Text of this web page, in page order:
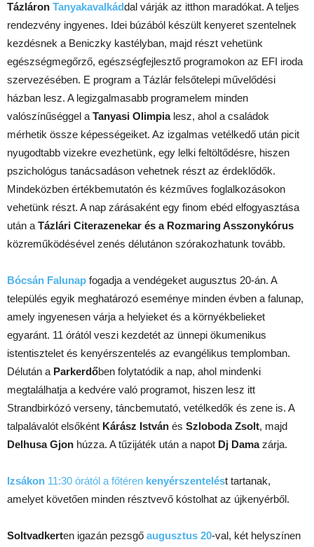
Tázláron Tanyakavalkáddal várják az itthon maradókat. A teljes
rendezvény ingyenes. Idei búzából készült kenyeret szentelnek
kezdésnek a Beniczky kastélyban, majd részt vehetünk
egészségmegőrző, egészségfejlesztő programokon az EFI iroda
szervezésében. E program a Tázlár felsőtelepi művelődési
házban lesz. A legizgalmasabb programelem minden
valószínűséggel a Tanyasi Olimpialesz, ahol a családok
mérhetik össze képességeiket. Az izgalmas vetélkedő után picit
nyugodtabb vizekre evezhetünk, egy lelki feltöltődésre, hiszen
pszichológus tanácsadáson vehetnek részt az érdeklődők.
Mindeközben értékbemutatón és kézműves foglalkozásokon
vehetünk részt. A nap zárásaként egy finom ebéd elfogyasztása
után a Tázlári Citerazenekar és a Rozmaring Asszonykórus
közreműködésével zenés délutánon szórakozhatunk tovább.
Bócsán Falunap fogadja a vendégeket augusztus 20-án. A
település egyik meghatározó eseménye minden évben a falunap,
amely ingyenesen várja a helyieket és a környékbelieket
egyaránt. 11 órától veszi kezdetét az ünnepi ökumenikus
istentisztelet és kenyérszentelés az evangélikus templomban.
Délután a Parkerdőben folytatódik a nap, ahol mindenki
megtalálhatja a kedvére való programot, hiszen lesz itt
Strandbirkózó verseny, táncbemutató, vetélkedők és zene is. A
talpalávalót elsőként Kárász István és Szloboda Zsolt, majd
Delhusa Gjon húzza. A tűzijáték után a napot Dj Damazárja.
Izsákon 11:30 órától a főtéren kenyérszentelést tartanak,
amelyet követően minden résztvevő kóstolhat az újkenyérből.
Soltvadkerten igazán pezsgő augusztus 20-val, két helyszínen